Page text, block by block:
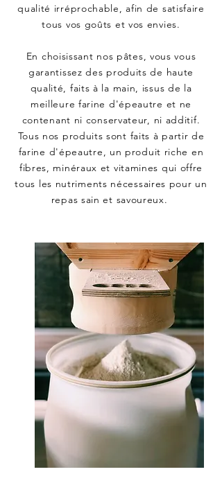
qualité irréprochable, afin de satisfaire
tous vos goûts et vos envies.
En choisissant nos pâtes, vous vous
garantissez des produits de haute
qualité, faits à la main, issus de la
meilleure farine d'épeautre et ne
contenant ni conservateur, ni additif.
Tous nos produits sont faits à partir de
farine d'épeautre, un produit riche en
fibres, minéraux et vitamines qui offre
tous les nutriments nécessaires pour un
repas sain et savoureux.